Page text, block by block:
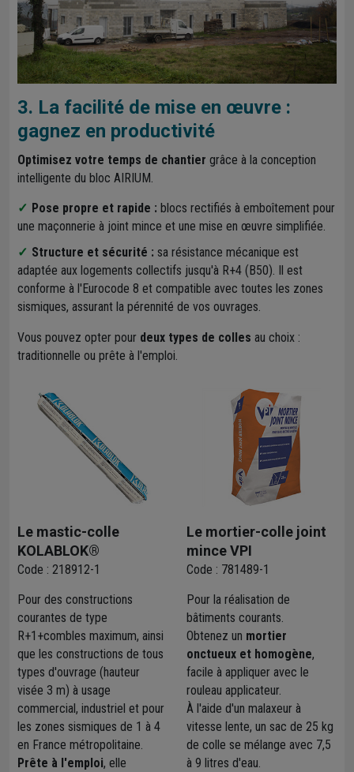
3. La facilité de mise en œuvre :
gagnez en productivité
Optimisez votre temps de chantier grâce à la conception
intelligente du bloc AIRIUM.
Pose propre et rapide : blocs rectifiés à emboîtement pour
une maçonnerie à joint mince et une mise en œuvre simplifiée.
Structure et sécurité : sa résistance mécanique est
adaptée aux logements collectifs jusqu'à R+4 (B50). Il est
conforme à l'Eurocode 8 et compatible avec toutes les zones
sismiques, assurant la pérennité de vos ouvrages.
Vous pouvez opter pour deux types de colles au choix :
traditionnelle ou prête à l'emploi.
Le mastic-colle
KOLABLOK®
Code : 218912-1
Pour des constructions
courantes de type
R+1+combles maximum, ainsi
que les constructions de tous
types d'ouvrage (hauteur
visée 3 m) à usage
commercial, industriel et pour
les zones sismiques de 1 à 4
en France métropolitaine.
Prête à l'emploi, elle
Le mortier-colle joint
mince VPI
Code : 781489-1
Pour la réalisation de
bâtiments courants.
Obtenez un mortier
onctueux et homogène,
facile à appliquer avec le
rouleau applicateur.
À l'aide d'un malaxeur à
vitesse lente, un sac de 25 kg
de colle se mélange avec 7,5
à 9 litres d'eau.